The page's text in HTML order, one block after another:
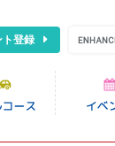
ト登録